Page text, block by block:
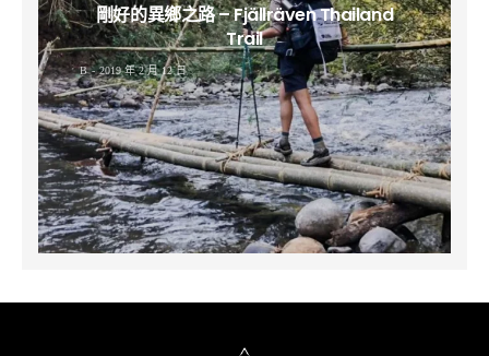
剛好的異鄉之路 – Fjällräven Thailand
Trail
B 2019 年 2 月 12 日